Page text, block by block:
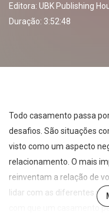
Editora: UBK Publishing
Duração: 3:52:48
Todo casamento passa
desafios. São situações
visto como um aspecto
relacionamento. O mais
reinventam a relação de
lidar com as diferentes
com que um casamento